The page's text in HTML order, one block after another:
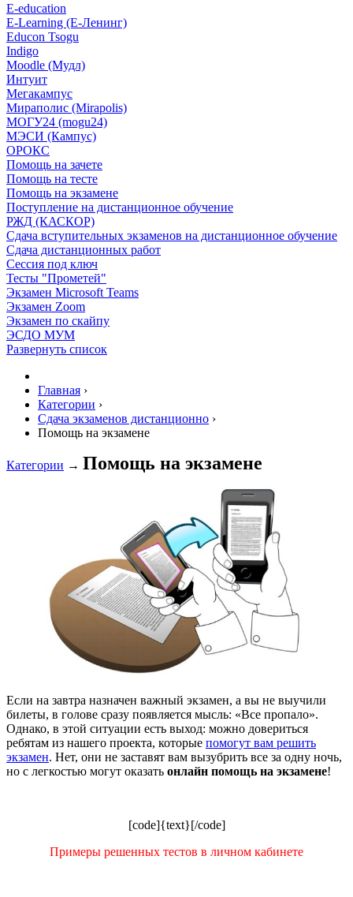
E-education
E-Learning (Е-Ленинг)
Educon Tsogu
Indigo
Moodle (Мудл)
Интуит
Мегакампус
Мираполис (Mirapolis)
МОГУ24 (mogu24)
МЭСИ (Кампус)
ОРОКС
Помощь на зачете
Помощь на тесте
Помощь на экзамене
Поступление на дистанционное обучение
РЖД (КАСКОР)
Сдача вступительных экзаменов на дистанционное обучение
Сдача дистанционных работ
Сессия под ключ
Тесты "Прометей"
Экзамен Microsoft Teams
Экзамен Zoom
Экзамен по скайпу
ЭСДО МУМ
Развернуть список
Главная ›
Категории ›
Сдача экзаменов дистанционно ›
Помощь на экзамене
Категории → Помощь на экзамене
Если на завтра назначен важный экзамен, а вы не выучили
билеты, в голове сразу появляется мысль: «Все пропало».
Однако, в этой ситуации есть выход: можно довериться
ребятам из нашего проекта, которые помогут вам решить
экзамен. Нет, они не заставят вам вызубрить все за одну ночь,
но с легкостью могут оказать онлайн помощь на экзамене!
[code]{text}[/code]
Примеры решенных тестов в личном кабинете